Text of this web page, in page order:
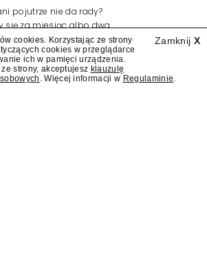
pojutrze nie da rady?
się za miesiąc albo dwa.
są mistrzami sztuki
gości.
Zamknij X
cookies. Korzystając ze strony
cookies w przeglądarce
ich w pamięci urządzenia.
strony, akceptujesz klauzulę
. Więcej informacji w Regulaminie.